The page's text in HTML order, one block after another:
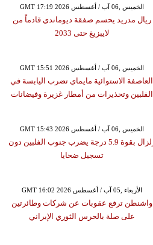
GMT 17:19 2026 الخميس ,06 آب / أغسطس
ريال مدريد يحسم صفقة ديوماندي قادماً من
لايبزيغ حتى 2033
GMT 15:51 2026 الخميس ,06 آب / أغسطس
العاصفة الاستوائية مايماي تضرب اليابسة في
الفلبين وتحذيرات من أمطار غزيرة وفيضانات
GMT 15:43 2026 الخميس ,06 آب / أغسطس
زلزال بقوة 5.9 درجة يضرب جنوب الفلبين دون
تسجيل ضحايا
GMT 16:02 2026 الأربعاء ,05 آب / أغسطس
واشنطن ترفع عقوبات عن شركات وطائرتين
على صلة بالحرس الثوري الإيراني